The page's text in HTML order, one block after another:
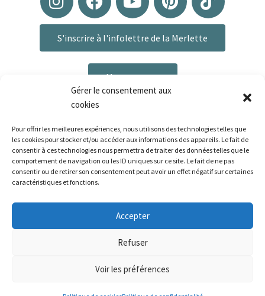
Gérer le consentement aux
cookies
Pour offrir les meilleures expériences, nous utilisons des technologies telles que
les cookies pour stocker et/ou accéder aux informations des appareils. Le fait de
consentir à ces technologies nous permettra de traiter des données telles que le
comportement de navigation ou les ID uniques sur ce site. Le fait de ne pas
consentir ou de retirer son consentement peut avoir un effet négatif sur certaines
caractéristiques et fonctions.
Accepter
Refuser
Voir les préférences
Bonjour ! Le délai de préparation de vos commandes
est de 3 à 6 jours ouvrés. La livraison est disponible via La
Poste, ou Mondial Relay pour les pays concernés.
S'inscrire à l'infolettre de la Merlette
Me contacter
Plan du site|Mentions légales
CGV
La Palette de la Merlette - 2026 | Réalisé par La Palette de la